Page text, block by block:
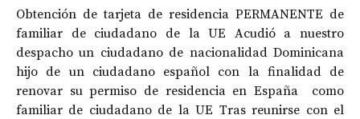
Obtención de tarjeta de residencia PERMANENTE de
familiar de ciudadano de la UE Acudió a nuestro
despacho un ciudadano de nacionalidad Dominicana
hijo de un ciudadano español con la finalidad de
renovar su permiso de residencia en España como
familiar de ciudadano de la UE Tras reunirse con el